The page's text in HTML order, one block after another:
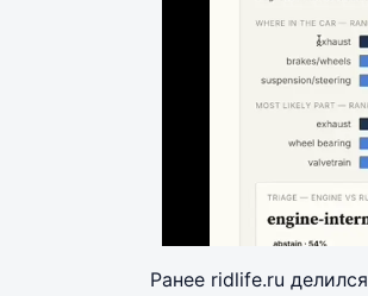
Ранее ridlife.ru делился